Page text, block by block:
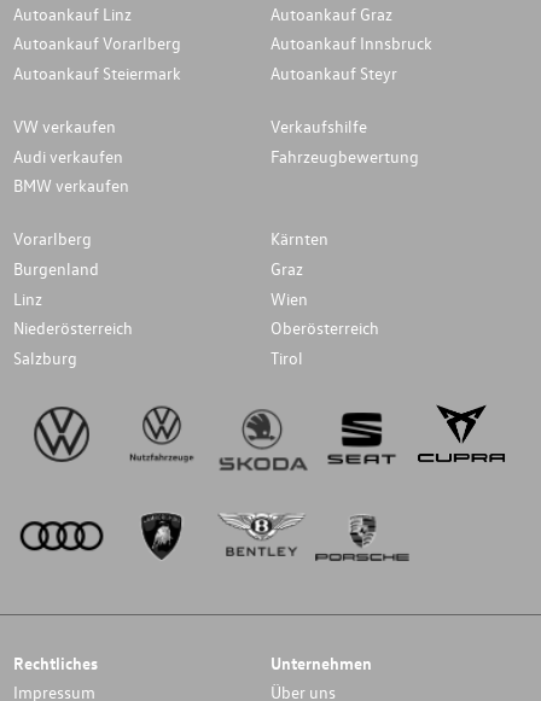
Autoankauf Linz
Autoankauf Vorarlberg
Autoankauf Steiermark
Autoankauf Graz
Autoankauf Innsbruck
Autoankauf Steyr
VW verkaufen
Audi verkaufen
BMW verkaufen
Verkaufshilfe
Fahrzeugbewertung
Vorarlberg
Kärnten
Burgenland
Graz
Linz
Wien
Niederösterreich
Oberösterreich
Salzburg
Tirol
Rechtliches
Impressum
Unternehmen
Über uns